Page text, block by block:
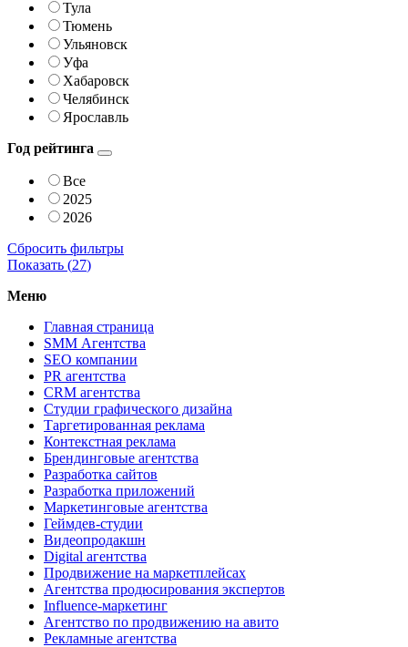
Тула
Тюмень
Ульяновск
Уфа
Хабаровск
Челябинск
Ярославль
Год рейтинга
Все
2025
2026
Сбросить фильтры
Показать (27)
Меню
Главная страница
SMM Агентства
SEO компании
PR агентства
CRM агентства
Студии графического дизайна
Таргетированная реклама
Контекстная реклама
Брендинговые агентства
Разработка сайтов
Разработка приложений
Маркетинговые агентства
Геймдев-студии
Видеопродакшн
Digital агентства
Продвижение на маркетплейсах
Агентства продюсирования экспертов
Influence-маркетинг
Агентство по продвижению на авито
Рекламные агентства